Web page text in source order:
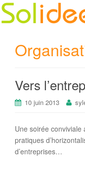
Vers
10 juin 2013
Une soirée
pratiques
d’entreprises…